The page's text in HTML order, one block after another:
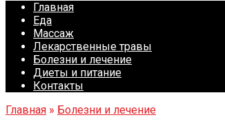
Главная
Еда
Массаж
Лекарственные травы
Болезни и лечение
Диеты и питание
Контакты
Главная » Болезни и лечение